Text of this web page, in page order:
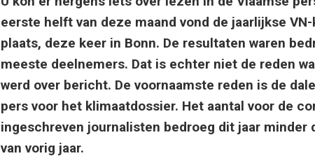
eerste helft van deze maand vond de jaarlijkse
plaats, deze keer in Bonn. De resultaten waren
meeste deelnemers. Dat is echter niet de reden
werd over bericht. De voornaamste reden is de
pers voor het klimaatdossier. Het aantal voor de
ingeschreven journalisten bedroeg dit jaar minder
van vorig jaar.